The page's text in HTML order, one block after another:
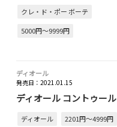
クレ・ド・ポー ボーテ
5000円～9999円
ディオール
発売日：2021.01.15
ディオール コントゥール
ディオール 2201円～4999円